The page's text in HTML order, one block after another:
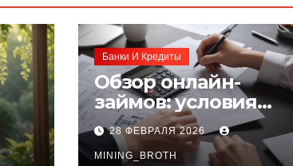
Банки И Кредиты
Обзор онлайн-
займов: условия
выдачи,
процентные
28 ФЕВРАЛЯ 2026
MINING_BROTH